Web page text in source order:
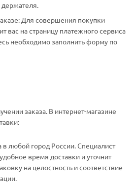
Для совершения покупки
вас на страницу платежного сервиса
необходимо заполнить форму по
заказа. В интернет-магазине
в любой город России. Специалист
время доставки и уточнит
на целостность и соответствие